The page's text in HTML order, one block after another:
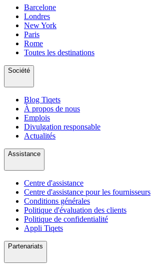
Barcelone
Londres
New York
Paris
Rome
Toutes les destinations
Société
Blog Tiqets
À propos de nous
Emplois
Divulgation responsable
Actualités
Assistance
Centre d'assistance
Centre d'assistance pour les fournisseurs
Conditions générales
Politique d'évaluation des clients
Politique de confidentialité
Appli Tiqets
Partenariats